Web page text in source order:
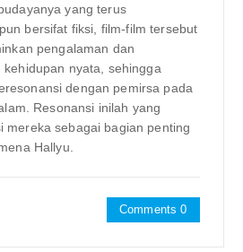
yang terus
bersifat fiksi, film-film tersebut
pengalaman dan
kehidupan nyata, sehingga
dengan pemirsa pada
Resonansi inilah yang
mereka sebagai bagian penting
Hallyu.
Comments 0